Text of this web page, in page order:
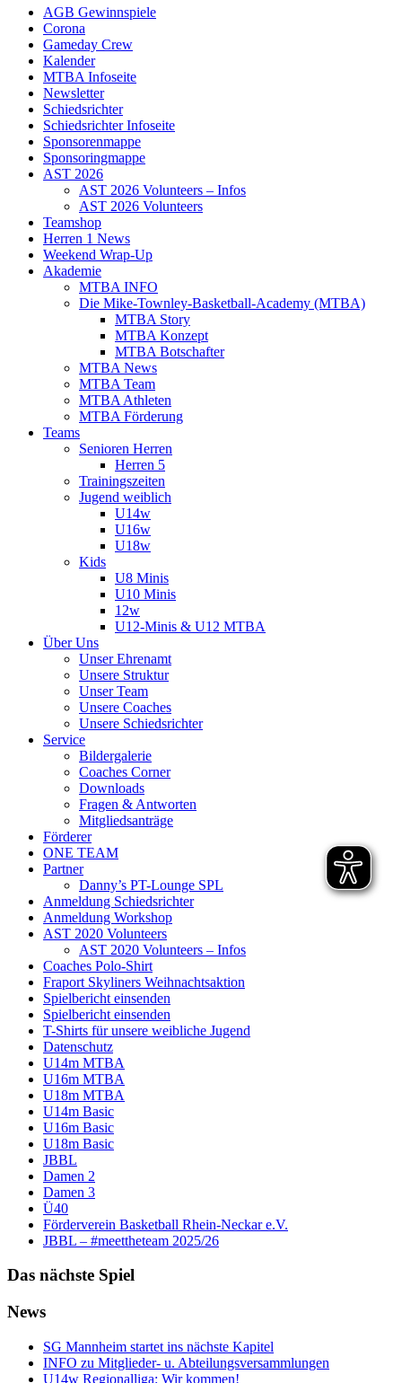
AGB Gewinnspiele
Corona
Gameday Crew
Kalender
MTBA Infoseite
Newsletter
Schiedsrichter
Schiedsrichter Infoseite
Sponsorenmappe
Sponsoringmappe
AST 2026
AST 2026 Volunteers – Infos
AST 2026 Volunteers
Teamshop
Herren 1 News
Weekend Wrap-Up
Akademie
MTBA INFO
Die Mike-Townley-Basketball-Academy (MTBA)
MTBA Story
MTBA Konzept
MTBA Botschafter
MTBA News
MTBA Team
MTBA Athleten
MTBA Förderung
Teams
Senioren Herren
Herren 5
Trainingszeiten
Jugend weiblich
U14w
U16w
U18w
Kids
U8 Minis
U10 Minis
12w
U12-Minis & U12 MTBA
Über Uns
Unser Ehrenamt
Unsere Struktur
Unser Team
Unsere Coaches
Unsere Schiedsrichter
Service
Bildergalerie
Coaches Corner
Downloads
Fragen & Antworten
Mitgliedsanträge
Förderer
ONE TEAM
Partner
Danny’s PT-Lounge SPL
Anmeldung Schiedsrichter
Anmeldung Workshop
AST 2020 Volunteers
AST 2020 Volunteers – Infos
Coaches Polo-Shirt
Fraport Skyliners Weihnachtsaktion
Spielbericht einsenden
Spielbericht einsenden
T-Shirts für unsere weibliche Jugend
Datenschutz
U14m MTBA
U16m MTBA
U18m MTBA
U14m Basic
U16m Basic
U18m Basic
JBBL
Damen 2
Damen 3
Ü40
Förderverein Basketball Rhein-Neckar e.V.
JBBL – #meettheteam 2025/26
Das nächste Spiel
News
SG Mannheim startet ins nächste Kapitel
INFO zu Mitglieder- u. Abteilungsversammlungen
U14w Regionalliga: Wir kommen!